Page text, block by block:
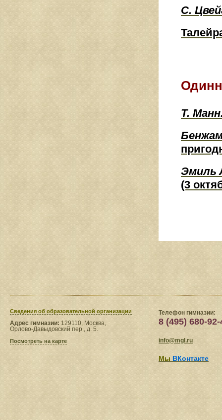
С.
Т.
Эмиль
(3
Сведения​ об образовательной организации
Адрес гимназии: 129110, Москва,
Орлово-Давыдовский пер., д. 5.
Посмотреть на карте
Телефон гимназии:
8 (495) 680-92-
info@mgl.ru
Мы ВКонтакте